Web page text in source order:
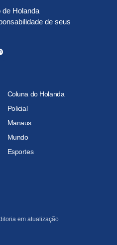
de Holanda
de seus
Coluna do Holanda
Policial
Manaus
Mundo
Esportes
em atualização